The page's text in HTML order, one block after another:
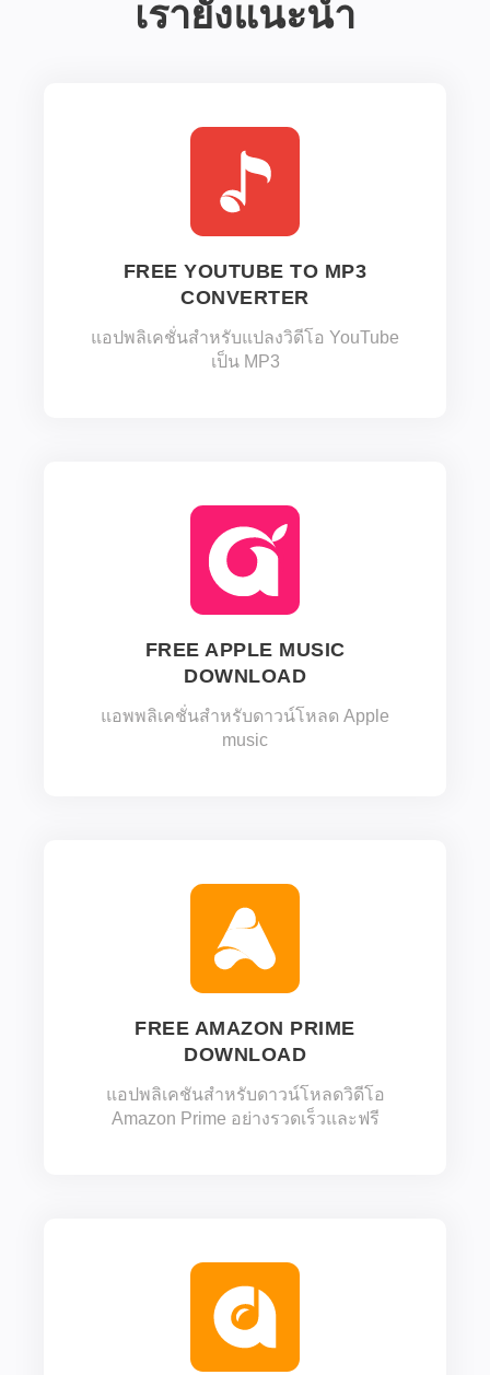
เรายังแนะนำ
FREE YOUTUBE TO MP3
CONVERTER
แอปพลิเคชั่นสำหรับแปลงวิดีโอ YouTube
เป็น MP3
FREE APPLE MUSIC
DOWNLOAD
แอพพลิเคชั่นสำหรับดาวน์โหลด Apple
music
FREE AMAZON PRIME
DOWNLOAD
แอปพลิเคชันสำหรับดาวน์โหลดวิดีโอ
Amazon Prime อย่างรวดเร็วและฟรี